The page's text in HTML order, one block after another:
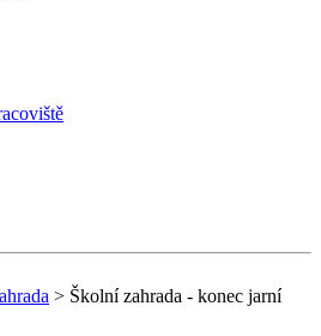
> Školní zahrada - konec jarní